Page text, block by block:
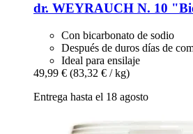
dr. WEYRAUCH N. 10
Con bicarbonato de sodio
Después de duros días de
Ideal para ensilaje
49,99 € (83,32 € / kg)
Entrega hasta el 18 agosto